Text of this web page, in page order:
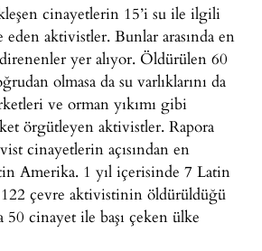
cinayetlerin 15’i su ile ilgili
eden aktivistler. Bunlar arasında en
direnenler yer alıyor. Öldürülen 60
olmasa da su varlıklarını da
ve orman yıkımı gibi
örgütleyen aktivistler. Rapora
cinayetlerin açısından en
Amerika. 1 yıl içerisinde 7 Latin
çevre aktivistinin öldürüldüğü
cinayet ile başı çeken ülke